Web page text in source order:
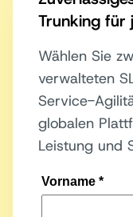
Trunking für
Wählen Sie
verwalteten
Service-
globalen
Leistung und